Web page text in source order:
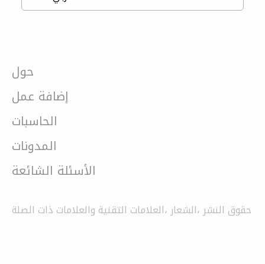
حول
إضافة عمل
الحاسبات
المدونات
الأسئلة الشائعة
حقوق النشر ،الشعار ،العلامات التقنية والعلامات ذات الصلة